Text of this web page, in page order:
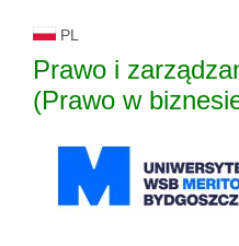
PL
Prawo i
(Prawo w